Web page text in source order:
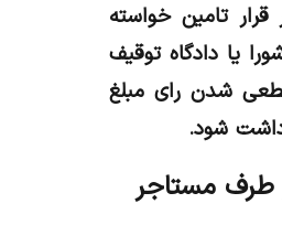
تامین خواسته
یا دادگاه توقیف
شدن رای مبلغ
شود.
طرف مستاجر